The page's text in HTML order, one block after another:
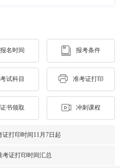
报名时间 报考条件
考试科目 准考证打印
证书领取 冲刺课程
打印时间11月7日起
考证打印时间汇总